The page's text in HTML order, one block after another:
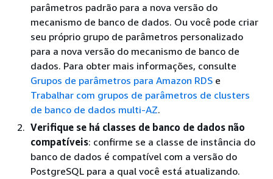
parâmetros padrão para a nova versão do
mecanismo de banco de dados. Ou você pode criar
seu próprio grupo de parâmetros personalizado
para a nova versão do mecanismo de banco de
dados. Para obter mais informações, consulte
Grupos de parâmetros para Amazon RDS e
Trabalhar com grupos de parâmetros de clusters
de banco de dados multi-AZ.
Verifique se há classes de banco de dados não
compatíveis: confirme se a classe de instância do
banco de dados é compatível com a versão do
PostgreSQL para a qual você está atualizando.